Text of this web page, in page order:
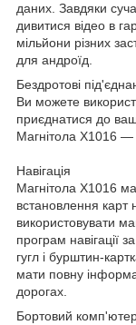
даних. Завдяки
дивитися відео в
мільйони різних
для андроїд.
Бездротові
Ви можете
приєднатися до
Магнітола X1016
Навігація
Магнітола X1016
встановлення карт
використовувати
програм навігації
гугл і бурштин-
мати повну
дорогах.
Бортовий